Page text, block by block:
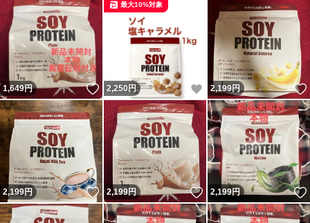
1,649円 いいね！
2,250 円 いいね！
最大10%対象
2,199円
2,199円 いいね！
2,199円 いいね！
2,199円